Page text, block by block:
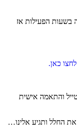
הפעילות אז
כאן.
והתאמה אישית
החלל ותגיע אלינו…